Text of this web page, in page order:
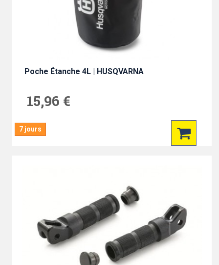
Poche Étanche 4L | HUSQVARNA
15,96 €
7 jours